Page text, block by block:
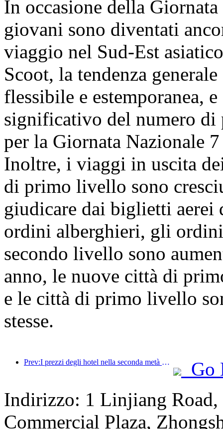
In occasione della
giovani sono diventati
viaggio nel Sud-Est
Scoot, la tendenza
flessibile e estemporanea,
significativo del numero di
per la Giornata Nazionale
Inoltre, i viaggi in uscita
di primo livello sono
giudicare dai biglietti aerei
ordini alberghieri, gli
secondo livello sono
anno, le nuove città di
e le città di primo livello
stesse.
Prev:I prezzi degli hotel nella seconda metà della Giornata Nazionale sono ai minimi festivi
Go
Indirizzo: 1 Linjiang Road,
Commercial Plaza,